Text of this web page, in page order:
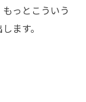
っとこういう
ます。